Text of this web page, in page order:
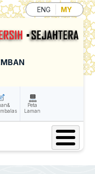
to main content
ENG MY
Peta
Laman